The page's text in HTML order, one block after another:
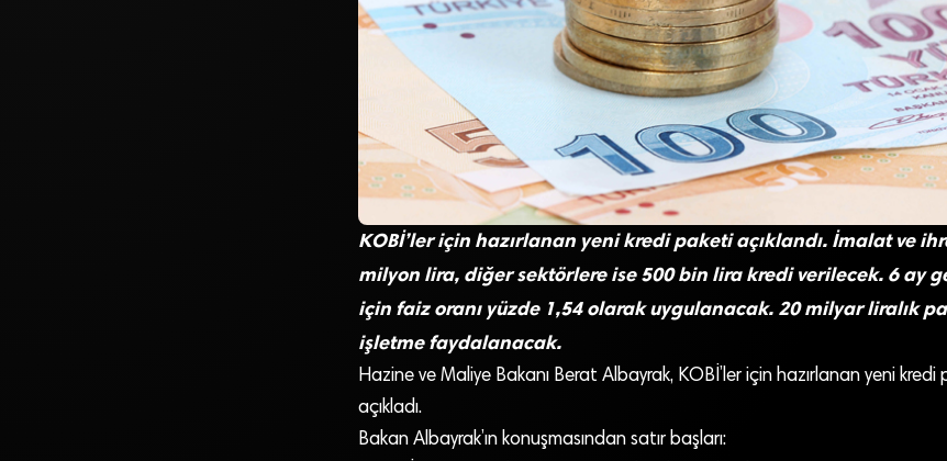
KOBİ’ler için hazırlanan yeni kredi paketi açıklandı. İmalat ve
milyon lira, diğer sektörlere ise 500 bin lira kredi verilecek. 6 ay
için faiz oranı yüzde 1,54 olarak uygulanacak. 20 milyar liralık
işletme faydalanacak.
Hazine ve Maliye Bakanı Berat Albayrak, KOBİ’ler için hazırlanan yeni kredi
açıkladı.
Bakan Albayrak’ın konuşmasından satır başları: